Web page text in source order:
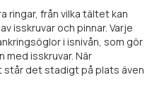
ringar, från vilka tältet kan
isskruvar och pinnar. Varje
i isnivån, som gör
isskruvar. När
det stadigt på plats även